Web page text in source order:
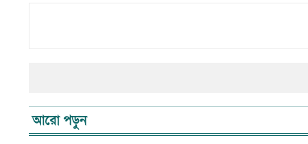
আরো পড়ুন